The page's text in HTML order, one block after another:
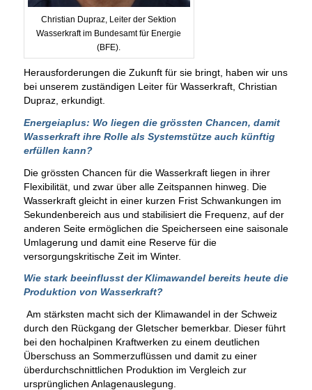
Christian Dupraz, Leiter der Sektion
Wasserkraft im Bundesamt für Energie
(BFE).
Herausforderungen die Zukunft für sie bringt, haben wir uns
bei unserem zuständigen Leiter für Wasserkraft, Christian
Dupraz, erkundigt.
Energeiaplus: Wo liegen die grössten Chancen, damit
Wasserkraft ihre Rolle als Systemstütze auch künftig
erfüllen kann?
Die grössten Chancen für die Wasserkraft liegen in ihrer
Flexibilität, und zwar über alle Zeitspannen hinweg. Die
Wasserkraft gleicht in einer kurzen Frist Schwankungen im
Sekundenbereich aus und stabilisiert die Frequenz, auf der
anderen Seite ermöglichen die Speicherseen eine saisonale
Umlagerung und damit eine Reserve für die
versorgungskritische Zeit im Winter.
Wie stark beeinflusst der Klimawandel bereits heute die
Produktion von Wasserkraft?
Am stärksten macht sich der Klimawandel in der Schweiz
durch den Rückgang der Gletscher bemerkbar. Dieser führt
bei den hochalpinen Kraftwerken zu einem deutlichen
Überschuss an Sommerzuflüssen und damit zu einer
überdurchschnittlichen Produktion im Vergleich zur
ursprünglichen Anlagenauslegung.